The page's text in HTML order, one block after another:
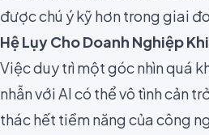
được chú ý kỹ hơn trong giai
Hệ Lụy Cho Doanh Nghiệp
Việc duy trì một góc nhìn quá
nhẫn với AI có thể vô tình cản
thác hết tiềm năng của công